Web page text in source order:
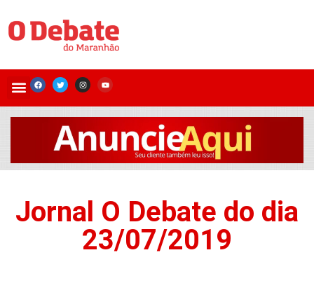
Jornal O Debate do dia
23/07/2019